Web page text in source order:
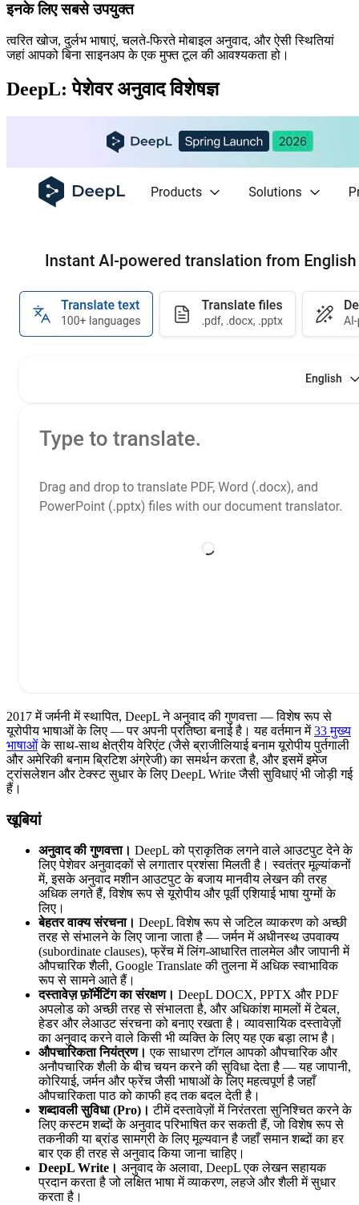
इनके लिए सबसे उपयुक्त
त्वरित खोज, दुर्लभ भाषाएं, चलते-फिरते मोबाइल अनुवाद, और ऐसी स्थितियां
जहां आपको बिना साइनअप के एक मुफ्त टूल की आवश्यकता हो।
DeepL: पेशेवर अनुवाद विशेषज्ञ
2017 में जर्मनी में स्थापित, DeepL ने अनुवाद की गुणवत्ता — विशेष रूप से
यूरोपीय भाषाओं के लिए — पर अपनी प्रतिष्ठा बनाई है। यह वर्तमान में33 मुख्य
भाषाओंके साथ-साथ क्षेत्रीय वेरिएंट (जैसे ब्राजीलियाई बनाम यूरोपीय पुर्तगाली
और अमेरिकी बनाम ब्रिटिश अंग्रेजी) का समर्थन करता है, और इसमें इमेज
ट्रांसलेशन और टेक्स्ट सुधार के लिए DeepL Write जैसी सुविधाएं भी जोड़ी गई
हैं।
खूबियां
अनुवाद की गुणवत्ता। DeepL को प्राकृतिक लगने वाले आउटपुट देने के
लिए पेशेवर अनुवादकों से लगातार प्रशंसा मिलती है। स्वतंत्र मूल्यांकनों
में, इसके अनुवाद मशीन आउटपुट के बजाय मानवीय लेखन की तरह
अधिक लगते हैं, विशेष रूप से यूरोपीय और पूर्वी एशियाई भाषा युग्मों के
लिए।
बेहतर वाक्य संरचना। DeepL विशेष रूप से जटिल व्याकरण को अच्छी
तरह से संभालने के लिए जाना जाता है — जर्मन में अधीनस्थ उपवाक्य
(subordinate clauses), फ्रेंच में लिंग-आधारित तालमेल और जापानी में
औपचारिक शैली, Google Translate की तुलना में अधिक स्वाभाविक
रूप से सामने आते हैं।
दस्तावेज़ फ़ॉर्मेटिंग का संरक्षण। DeepL DOCX, PPTX और PDF
अपलोड को अच्छी तरह से संभालता है, और अधिकांश मामलों में टेबल,
हेडर और लेआउट संरचना को बनाए रखता है। व्यावसायिक दस्तावेज़ों
का अनुवाद करने वाले किसी भी व्यक्ति के लिए यह एक बड़ा लाभ है।
औपचारिकता नियंत्रण। एक साधारण टॉगल आपको औपचारिक और
अनौपचारिक शैली के बीच चयन करने की सुविधा देता है — यह जापानी,
कोरियाई, जर्मन और फ्रेंच जैसी भाषाओं के लिए महत्वपूर्ण है जहाँ
औपचारिकता पाठ को काफी हद तक बदल देती है।
शब्दावली सुविधा (Pro)। टीमें दस्तावेज़ों में निरंतरता सुनिश्चित करने के
लिए कस्टम शब्दों के अनुवाद परिभाषित कर सकती हैं, जो विशेष रूप से
तकनीकी या ब्रांड सामग्री के लिए मूल्यवान है जहाँ समान शब्दों का हर
बार एक ही तरह से अनुवाद किया जाना चाहिए।
DeepL Write। अनुवाद के अलावा, DeepL एक लेखन सहायक
प्रदान करता है जो लक्षित भाषा में व्याकरण, लहजे और शैली में सुधार
करता है।